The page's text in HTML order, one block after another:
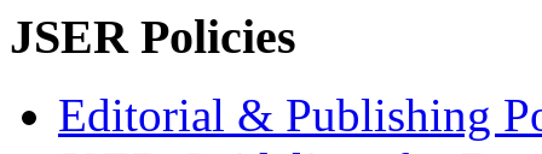
JSER Policies
Editorial & Publishing